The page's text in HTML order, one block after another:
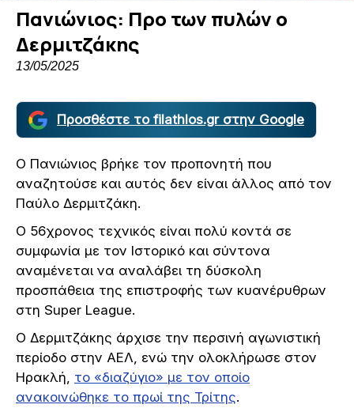
Πανιώνιος: Προ των πυλών ο
Δερμιτζάκης
13/05/2025
Προσθέστε το filathlos.gr στην Google
Ο Πανιώνιος βρήκε τον προπονητή που
αναζητούσε και αυτός δεν είναι άλλος από τον
Παύλο Δερμιτζάκη.
Ο 56χρονος τεχνικός είναι πολύ κοντά σε
συμφωνία με τον Ιστορικό και σύντονα
αναμένεται να αναλάβει τη δύσκολη
προσπάθεια της επιστροφής των κυανέρυθρων
στη Super League.
Ο Δερμιτζάκης άρχισε την περσινή αγωνιστική
περίοδο στην ΑΕΛ, ενώ την ολοκλήρωσε στον
Ηρακλή, το «διαζύγιο» με τον οποίο
ανακοινώθηκε το πρωί της Τρίτης.